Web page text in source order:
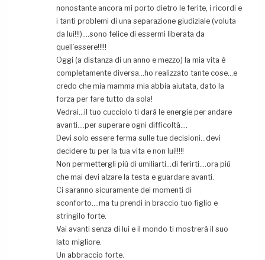
nonostante ancora mi porto dietro le ferite, i ricordi e
i tanti problemi di una separazione giudiziale (voluta
da lui!!!)….sono felice di essermi liberata da
quell’essere!!!!!
Oggi (a distanza di un anno e mezzo) la mia vita è
completamente diversa…ho realizzato tante cose…e
credo che mia mamma mia abbia aiutata, dato la
forza per fare tutto da sola!
Vedrai…il tuo cucciolo ti darà le energie per andare
avanti….per superare ogni difficoltà….
Devi solo essere ferma sulle tue decisioni…devi
decidere tu per la tua vita e non lui!!!!!
Non permettergli più di umiliarti…di ferirti….ora più
che mai devi alzare la testa e guardare avanti.
Ci saranno sicuramente dei momenti di
sconforto….ma tu prendi in braccio tuo figlio e
stringilo forte.
Vai avanti senza di lui e il mondo ti mostrerà il suo
lato migliore.
Un abbraccio forte.